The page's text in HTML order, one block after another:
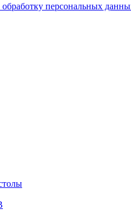
обработку персональных